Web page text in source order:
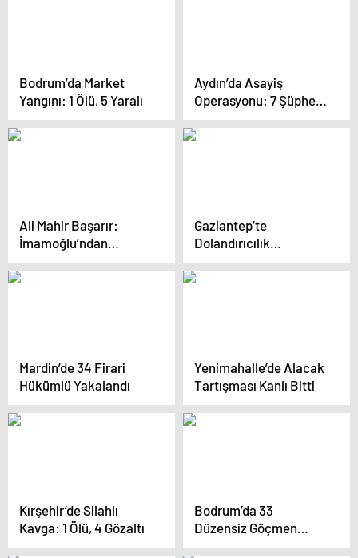
Bodrum’da Market
Yangını: 1 Ölü, 5 Yaralı
Aydın’da Asayiş
Operasyonu: 7 Şüpheli
Yakalandı
Ali Mahir Başarır:
İmamoğlu’ndan
vazgeçmeyiz
Gaziantep’te
Dolandırıcılık
Operasyonu
Mardin’de 34 Firari
Hükümlü Yakalandı
Yenimahalle’de Alacak
Tartışması Kanlı Bitti
Kırşehir’de Silahlı
Kavga: 1 Ölü, 4 Gözaltı
Bodrum’da 33
Düzensiz Göçmen
Yakalandı